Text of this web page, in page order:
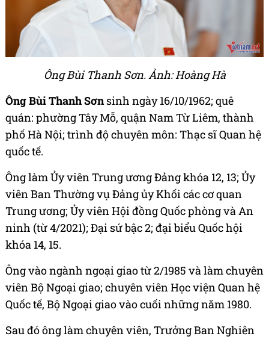
Ông Bùi Thanh Sơn. Ảnh: Hoàng Hà
Ông Bùi Thanh Sơn sinh ngày 16/10/1962; quê
quán: phường Tây Mỗ, quận Nam Từ Liêm, thành
phố Hà Nội; trình độ chuyên môn: Thạc sĩ Quan hệ
quốc tế.
Ông làm Ủy viên Trung ương Đảng khóa 12, 13; Ủy
viên Ban Thường vụ Đảng ủy Khối các cơ quan
Trung ương; Ủy viên Hội đồng Quốc phòng và An
ninh (từ 4/2021); Đại sứ bậc 2; đại biểu Quốc hội
khóa 14, 15.
Ông vào ngành ngoại giao từ 2/1985 và làm chuyên
viên Bộ Ngoại giao; chuyên viên Học viện Quan hệ
Quốc tế, Bộ Ngoại giao vào cuối những năm 1980.
Sau đó ông làm chuyên viên, Trưởng Ban Nghiên